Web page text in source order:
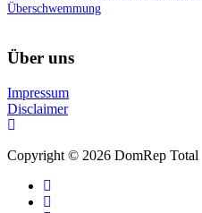
Überschwemmung
Über uns
Impressum
Disclaimer
Copyright © 2026 DomRep Total